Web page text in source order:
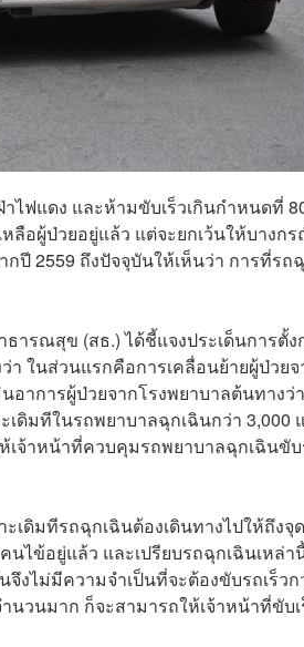
ฟแดง และห้ามขับเร็วเกินกำหนดที่
ลือผู้ป่วยอยู่แล้ว แต่จะยกเว้นให้บางก
ปี 2559 ถึงปัจจุบันให้เห็นว่า การที่รถ
ธารณสุข (สธ.) ได้ชี้แจงประเด็นการตั้
ในส่วนแรกคือการเคลื่อนย้ายผู้ป่วยจ
าการผู้ป่วยจากโรงพยาบาลต้นทางว่
เดิมทีในรถพยาบาลฉุกเฉินกว่า 3,000
เจ้าหน้าที่ควบคุมรถพยาบาลฉุกเฉินขั
ดิมทีรถฉุกเฉินต้องเดินทางไปให้ถึงจุ
ไข้อยู่แล้ว และเปรียบรถฉุกเฉินเหล่า
ไม่มีความจำเป็นที่จะต้องขับรถเร็วก
นวนมาก ก็จะสามารถให้เจ้าหน้าที่ขับเ